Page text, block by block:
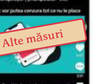
Alte măsuri